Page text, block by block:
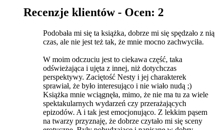
Recenzje klientów - Ocen: 2
Podobała mi się ta książka, dobrze mi się spędzało z nią
czas, ale nie jest też tak, że mnie mocno zachwyciła.
W moim odczuciu jest to ciekawa część, taka
odświeżająca i ujęta z innej, niż dotychczas
perspektywy. Zaciętość Nesty i jej charakterek
sprawiał, że było interesująco i nie wiało nudą ;)
Książka mnie wciągnęła, mimo, że nie ma tu za wiele
spektakularnych wydarzeń czy przerażających
epizodów. A i tak jest emocjonująco. Z lekkim pąsem
na twarzy przyznaję, że dobrze czytało mi się sceny